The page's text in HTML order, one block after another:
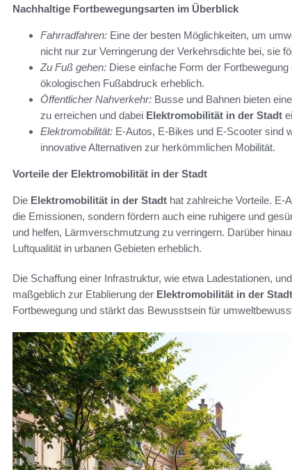
Nachhaltige Fortbewegungsarten im Überblick
Fahrradfahren: Eine der besten Möglichkeiten, um
nicht nur zur Verringerung der Verkehrsdichte bei, sie
Zu Fuß gehen: Diese einfache Form der
ökologischen Fußabdruck erheblich.
Öffentlicher Nahverkehr: Busse und Bahnen bieten
zu erreichen und dabei Elektromobilität in der Stadt
Elektromobilität: E-Autos, E-Bikes und E-Scooter sind
innovative Alternativen zur herkömmlichen Mobilität.
Vorteile der Elektromobilität in der Stadt
Die Elektromobilität in der Stadt hat zahlreiche Vorteile. E-
die Emissionen, sondern fördern auch eine ruhigere und
und helfen, Lärmverschmutzung zu verringern. Darüber
Luftqualität in urbanen Gebieten erheblich.
Die Schaffung einer Infrastruktur, wie etwa Ladestationen,
maßgeblich zur Etablierung der Elektromobilität in der Stadt
Fortbewegung und stärkt das Bewusstsein für